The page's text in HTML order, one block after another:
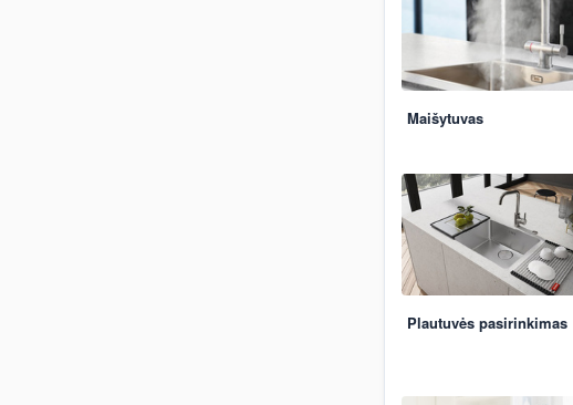
Maišytuvas
Plautuvės pasirinkimas